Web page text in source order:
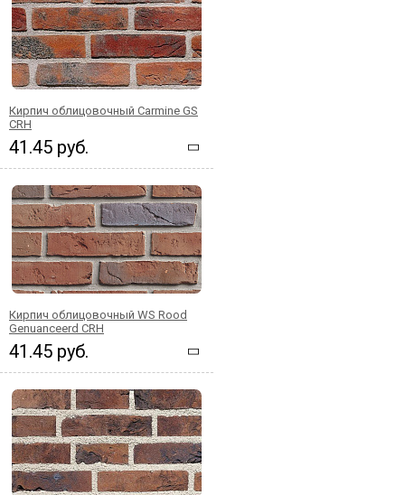
Кирпич облицовочный Carmine GS
CRH
41.45 руб.
Кирпич облицовочный WS Rood
Genuanceerd CRH
41.45 руб.